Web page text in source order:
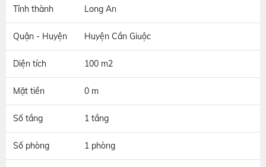
Tỉnh thành Long An
Quận - Huyện Huyện Cần Giuộc
Diện tích 100 m2
Mặt tiền 0 m
Số tầng 1 tầng
Số phòng 1 phòng